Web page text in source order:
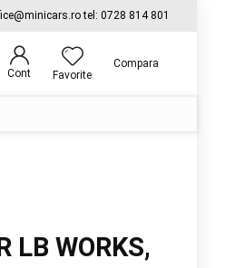
tel: 0728 814 801
Cont Favorite
Compara
WORKS,